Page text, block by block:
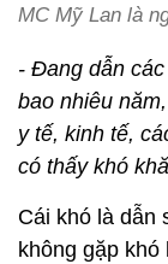
MC Mỹ Lan là
- Đang dẫn
bao nhiêu
y tế, kinh tế,
có thấy khó
Cái khó là dẫn
không gặp